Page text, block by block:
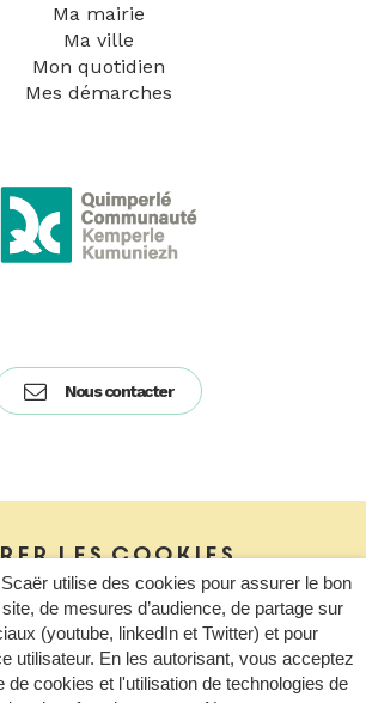
utilise des cookies pour assurer le bon
de mesures d’audience, de partage sur
(youtube, linkedIn et Twitter) et pour
utilisateur. En les autorisant, vous acceptez
de cookies et l'utilisation de technologies de
Ma mairie
Ma ville
Mon quotidien
Mes démarches
Nous contacter
les cookies
Légales
de confidentialité